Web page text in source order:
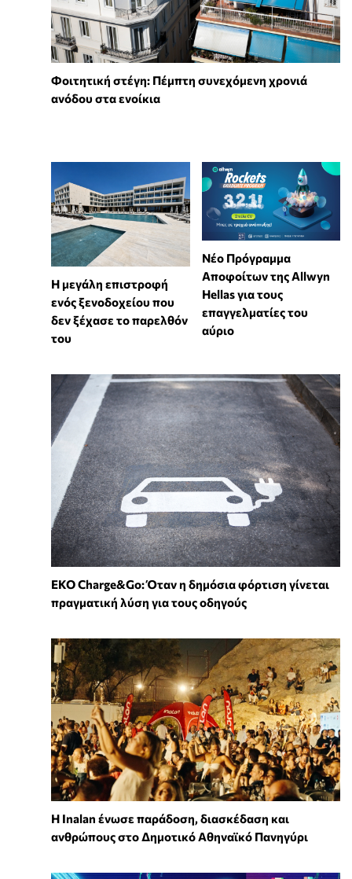
Φοιτητική στέγη: Πέμπτη συνεχόμενη χρονιά
ανόδου στα ενοίκια
Η μεγάλη επιστροφή
ενός ξενοδοχείου που
δεν ξέχασε το παρελθόν
του
Νέο Πρόγραμμα
Αποφοίτων της Allwyn
Hellas για τους
επαγγελματίες του
αύριο
EKO Charge&Go: Όταν η δημόσια φόρτιση γίνεται
πραγματική λύση για τους οδηγούς
Η Inalan ένωσε παράδοση, διασκέδαση και
ανθρώπους στο Δημοτικό Αθηναϊκό Πανηγύρι